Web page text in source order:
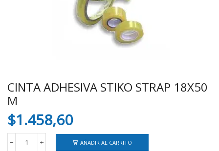
CINTA ADHESIVA STIKO STRAP 18X50
M
$1.458,60
CINTA
AÑADIR AL CARRITO